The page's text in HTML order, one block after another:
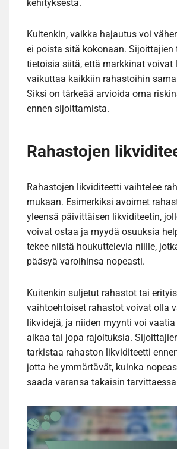
kehityksestä.
Kuitenkin, vaikka hajautus voi
ei poista sitä kokonaan. Sijoittajien
tietoisia siitä, että markkinat voivat
vaikuttaa kaikkiin rahastoihin
Siksi on tärkeää arvioida oma
ennen sijoittamista.
Rahastojen
Rahastojen likviditeetti vaihtelee
mukaan. Esimerkiksi avoimet
yleensä päivittäisen likviditeetin,
voivat ostaa ja myydä osuuksia
tekee niistä houkuttelevia niille,
pääsyä varoihinsa nopeasti.
Kuitenkin suljetut rahastot tai
vaihtoehtoiset rahastot voivat olla
likvidejä, ja niiden myynti voi
aikaa tai jopa rajoituksia.
tarkistaa rahaston likviditeetti
jotta he ymmärtävät, kuinka
saada varansa takaisin